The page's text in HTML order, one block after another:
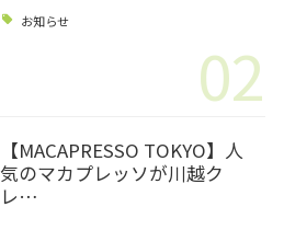
お知らせ
02
【MACAPRESSO TOKYO】人
気のマカプレッソが川越ク
レ…